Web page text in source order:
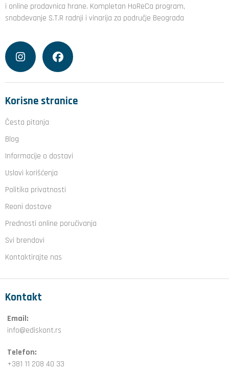
i online prodavnica hrane. Kompletan HoReCa program,
snabdevanje S.T.R radnji i vinarija za područje Beograda
Korisne stranice
Česta pitanja
Blog
Informacije o dostavi
Uslovi korišćenja
Politika privatnosti
Reoni dostave
Prednosti online poručivanja
Svi brendovi
Kontaktirajte nas
Kontakt
Email:
info@ediskont.rs
Telefon:
+381 11 208 40 33